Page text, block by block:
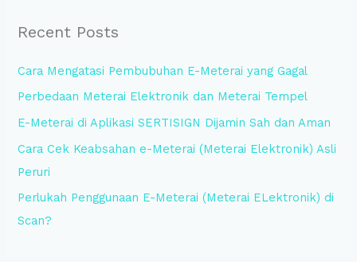
c
f
o
r
:
Recent Posts
Cara Mengatasi Pembubuhan E-Meterai yang Gagal
Perbedaan Meterai Elektronik dan Meterai Tempel
E-Meterai di Aplikasi SERTISIGN Dijamin Sah dan Aman
Cara Cek Keabsahan e-Meterai (Meterai Elektronik) Asli
Peruri
Perlukah Penggunaan E-Meterai (Meterai ELektronik) di
Scan?